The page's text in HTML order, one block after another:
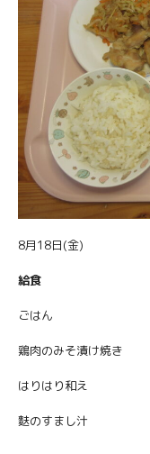
8月18日(金)
給食
ごはん
鶏肉のみそ漬け焼き
はりはり和え
麩のすまし汁